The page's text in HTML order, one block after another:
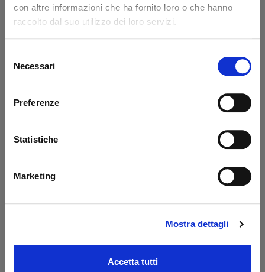
con altre informazioni che ha fornito loro o che hanno
raccolto dal suo utilizzo dei loro servizi.
delNecessari
Preferenze
Statistiche
Marketing
Mostra dettagli
Accetta tutti
Code: 14217L Code: 14218L
Oil tank PBS Palfinger